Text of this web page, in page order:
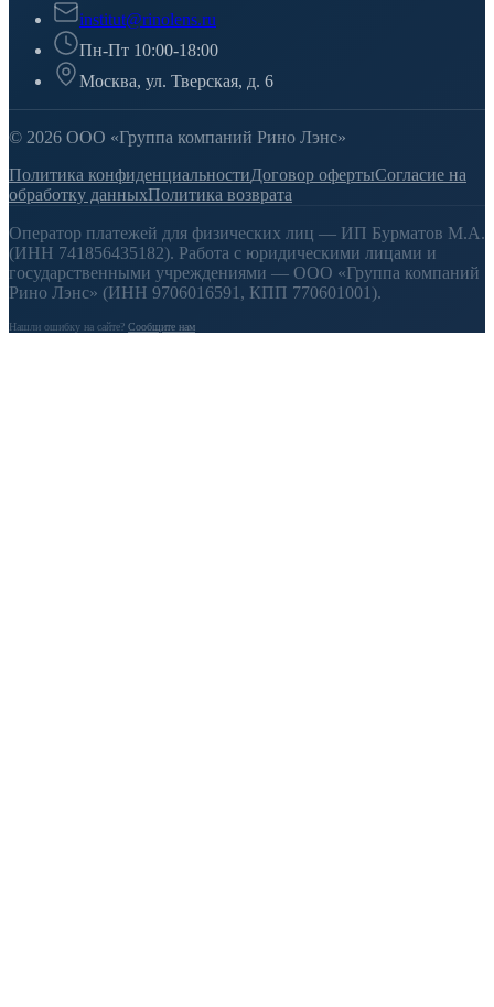
institut@rinolens.ru
Пн-Пт 10:00-18:00
Москва, ул. Тверская, д. 6
© 2026 ООО «Группа компаний Рино Лэнс»
Политика конфиденциальностиДоговор офертыСогласие на
обработку данныхПолитика возврата
Оператор платежей для физических лиц — ИП Бурматов М.А.
(ИНН 741856435182). Работа с юридическими лицами и
государственными учреждениями — ООО «Группа компаний
Рино Лэнс» (ИНН 9706016591, КПП 770601001).
Нашли ошибку на сайте? Сообщите нам